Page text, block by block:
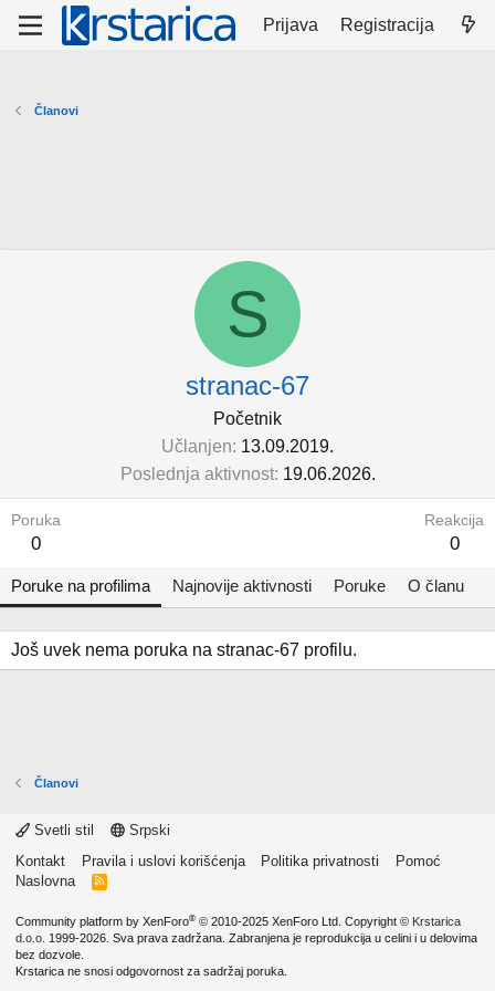
Prijava Registracija
Članovi
S
stranac-67
Početnik
Učlanjen 13.09.2019.
Poslednja aktivnost 19.06.2026.
Poruka
0
Reakcija
0
Poruke na profilima Najnovije aktivnosti Poruke O članu
Još uvek nema poruka na stranac-67 profilu.
Članovi
Svetli stil
Srpski
Kontakt
Pravila i uslovi korišćenja Politika privatnosti
Pomoć
Naslovna
R
Community platform by XenForo® © 2010-2025 XenForo Ltd. Copyright © Krstarica
d.o.o. 1999-2026. Sva prava zadržana. Zabranjena je reprodukcija u celini i u delovima
bez dozvole.
Krstarica ne snosi odgovornost za sadržaj poruka.